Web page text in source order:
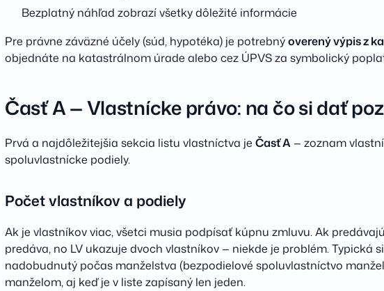
Bezplatný náhľad zobrazí všetky dôležité informácie
Pre právne záväzné účely (súd, hypotéka) je potrebnýoverený výpis z
objednáte na katastrálnom úrade alebo cez ÚPVS za symbolický
Časť A — Vlastnícke právo: na čo si dať
Prvá a najdôležitejšia sekcia listu vlastníctva je Časť A— zoznam
spoluvlastnícke podiely.
Počet vlastníkov a podiely
Ak je vlastníkov viac, všetci musia podpísať kúpnu zmluvu. Ak
predáva, no LV ukazuje dvoch vlastníkov — niekde je problém. Typická
nadobudnutý počas manželstva (bezpodielové spoluvlastníctvo
manželom, aj keď je v liste zapísaný len jeden.